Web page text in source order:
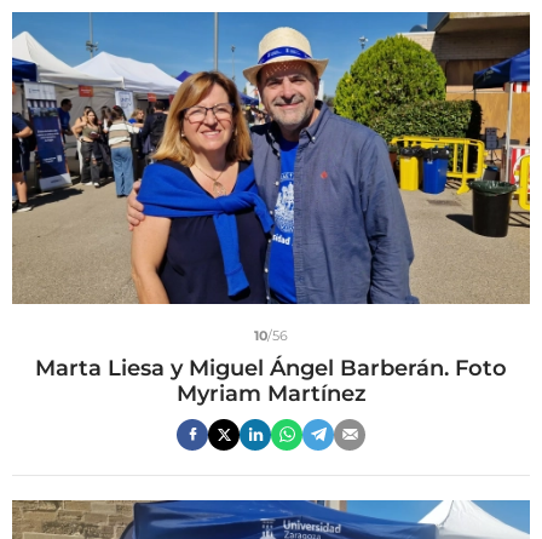
10/56
Marta Liesa y Miguel Ángel Barberán. Foto
Myriam Martínez